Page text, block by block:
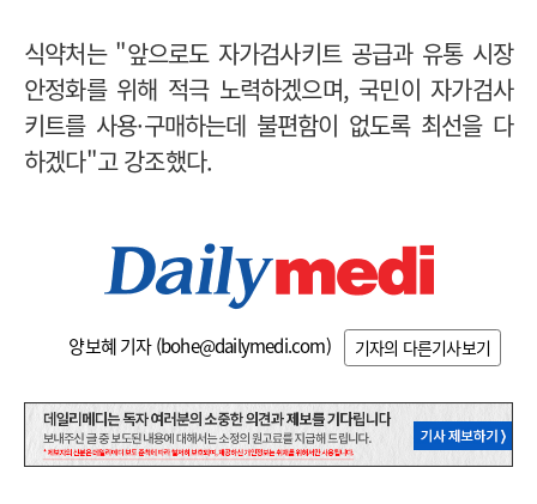
식약처는 "앞으로도 자가검사키트 공급과 유통 시장
안정화를 위해 적극 노력하겠으며, 국민이 자가검사
키트를 사용·구매하는데 불편함이 없도록 최선을 다
하겠다"고 강조했다.
양보혜 기자 (bohe@dailymedi.com) 기자의 다른기사보기